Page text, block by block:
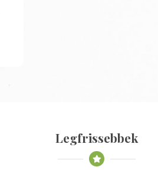
Legfrissebbek